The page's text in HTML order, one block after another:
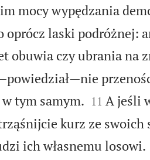
mocy wypędzania
oprócz laski podróżnej:
obuwia czy ubrania na
w tym samym.
11 A jeśli
kurz ze swoich
ich własnemu losowi.